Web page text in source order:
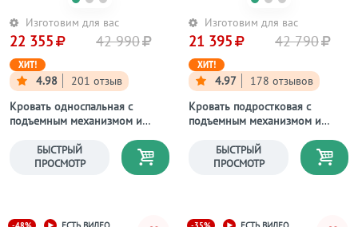
Изготовим для вас
Кровать односпальная с
подъемным механизмом и
кремовая Грация
ХИТ!
4.98 201 отзыв
22 355 42 990
БЫСТРЫЙ
ПРОСМОТР
Изготовим для вас
Кровать подростковая с
подъемным механизмом и
темно-синяя Вега
ХИТ!
4.97 178 отзывов
21 395 42 790
БЫСТРЫЙ
ПРОСМОТР